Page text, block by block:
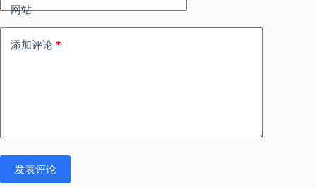
网站
添加评论 *
发表评论